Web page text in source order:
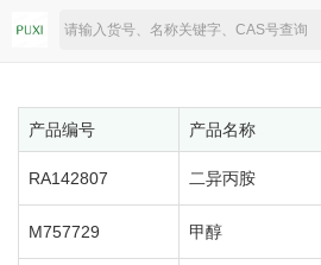
产品编号 产品名称
RA142807 二异丙胺
M757729 甲醇